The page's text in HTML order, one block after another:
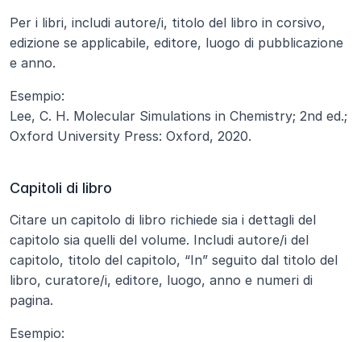
Per i libri, includi autore/i, titolo del libro in corsivo,
edizione se applicabile, editore, luogo di pubblicazione
e anno.
Esempio:
Lee, C. H. Molecular Simulations in Chemistry; 2nd ed.;
Oxford University Press: Oxford, 2020.
Capitoli di libro
Citare un capitolo di libro richiede sia i dettagli del
capitolo sia quelli del volume. Includi autore/i del
capitolo, titolo del capitolo, “In” seguito dal titolo del
libro, curatore/i, editore, luogo, anno e numeri di
pagina.
Esempio: